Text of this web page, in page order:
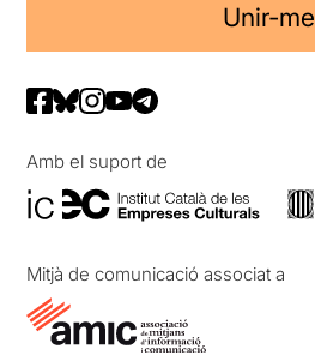
Unir-me
Amb el suport de
Mitjà de comunicació associat a